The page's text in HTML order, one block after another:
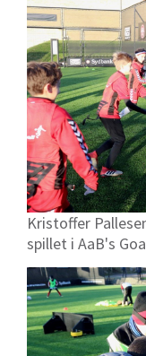
Kristoffer
spillet i AaB's